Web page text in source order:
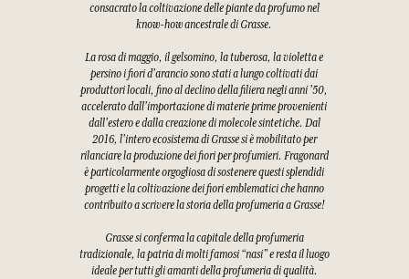
consacrato la coltivazione delle piante da profumo nel
know-how ancestrale di Grasse.
La rosa di maggio, il gelsomino, la tuberosa, la violetta e
persino i fiori d'arancio sono stati a lungo coltivati dai
produttori locali, fino al declino della filiera negli anni '50,
accelerato dall'importazione di materie prime provenienti
dall'estero e dalla creazione di molecole sintetiche. Dal
2016, l'intero ecosistema di Grasse si è mobilitato per
rilanciare la produzione dei fiori per profumieri. Fragonard
è particolarmente orgogliosa di sostenere questi splendidi
progetti e la coltivazione dei fiori emblematici che hanno
contribuito a scrivere la storia della profumeria a Grasse!
Grasse si conferma la capitale della profumeria
tradizionale, la patria di molti famosi “nasi” e resta il luogo
ideale per tutti gli amanti della profumeria di qualità.